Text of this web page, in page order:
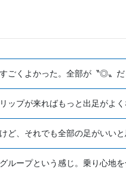
ごくよかった。全部が〝◎〟だ
ップが来ればもっと出足がよく
ど、それでも全部の足がいい
ループという感じ。乗り心地